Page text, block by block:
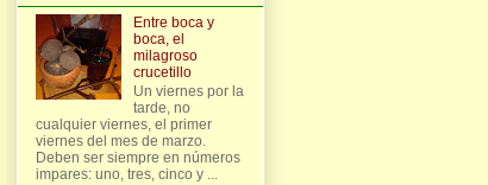
Entre boca y
boca, el
milagroso
crucetillo
Un viernes por la
tarde, no
cualquier viernes, el primer
viernes del mes de marzo.
Deben ser siempre en números
impares: uno, tres, cinco y ...